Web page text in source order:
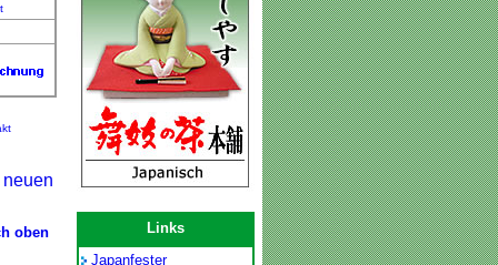
oben
Links
Japanfester